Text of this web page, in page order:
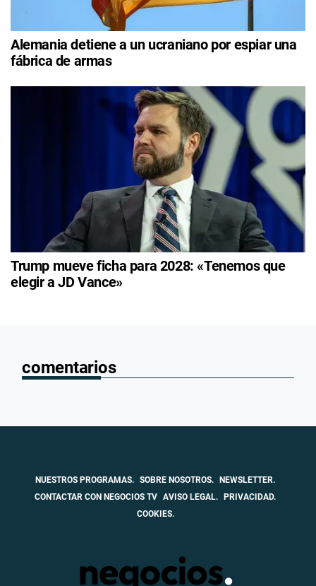
Alemania detiene a un ucraniano por espiar una
fábrica de armas
Trump mueve ficha para 2028: «Tenemos que
elegir a JD Vance»
comentarios
NUESTROS PROGRAMAS. SOBRE NOSOTROS.
NEWSLETTER.
CONTACTAR CON NEGOCIOS TV AVISO LEGAL.
PRIVACIDAD.
COOKIES.